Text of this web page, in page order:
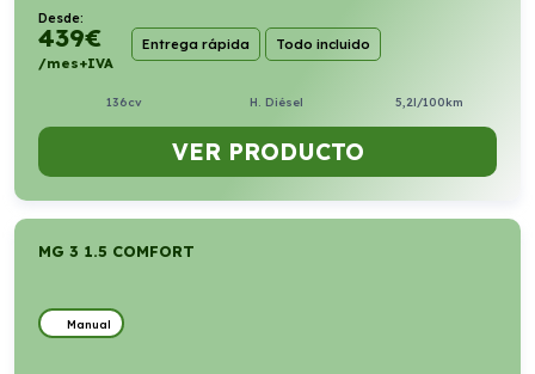
Desde:
439€
/mes+IVA
Entrega rápida Todo incluido
136cv H. Diésel 5,2l/100km
VER PRODUCTO
MG 3 1.5 COMFORT
Manual